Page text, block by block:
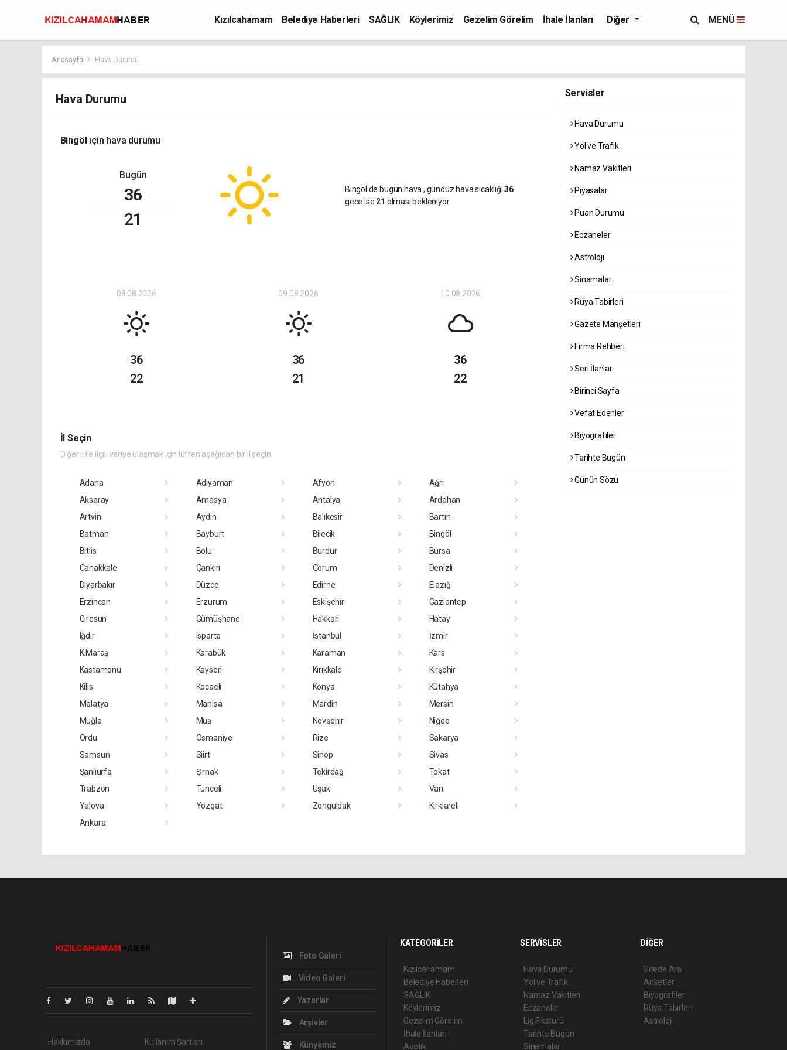
Kızılcahamam Belediye Haberleri SAĞLIK Köylerimiz Gezelim Görelim
İhale İlanları
Diğer MENÜ
Anasayfa Hava Durumu
Hava Durumu
Bingöliçin hava durumu
Bugün
36
21
Bingöl de bugün hava , gündüz hava sıcaklığı36
gece ise 21 olması bekleniyor.
08.08.2026
36
22
09.08.2026
36
21
10.08.2026
36
22
İl Seçin
Diğer il ile ilgili veriye ulaşmak için lütfen aşağıdan bir il seçin
Adana Adıyaman Afyon
Ağrı
Aksaray
Amasya Antalya
Ardahan
Artvin
Aydın Balıkesir
Bartın
Batman
Bayburt Bilecik
Bingöl
Bitlis
Bolu Burdur
Bursa
Çanakkale
Çankırı Çorum
Denizli
Diyarbakır
Düzce Edirne
Elazığ
Erzincan
Erzurum Eskişehir
Gaziantep
Giresun
Gümüşhane Hakkari
Hatay
Iğdır
Isparta İstanbul
İzmir
K.Maraş
Karabük Karaman
Kars
Kastamonu
Kayseri Kırıkkale
Kırşehir
Kilis
Kocaeli Konya
Kütahya
Malatya
Manisa Mardin
Mersin
Muğla
Muş Nevşehir
Niğde
Ordu
Osmaniye Rize
Sakarya
Samsun
Siirt Sinop
Sivas
Şanlıurfa
Şırnak Tekirdağ
Tokat
Trabzon
Tunceli Uşak
Van
Yalova
Yozgat Zonguldak
Kırklareli
Ankara
Servisler
Hava Durumu
Yol ve Trafik
Namaz Vakitleri
Piyasalar
Puan Durumu
Eczaneler
Astroloji
Sinamalar
Rüya Tabirleri
Gazete Manşetleri
Firma Rehberi
Seri İlanlar
Birinci Sayfa
Vefat Edenler
Biyografiler
Tarihte Bugün
Günün Sözü
Hakkımızda Kullanım Şartları
Foto Galeri
Video Galeri
Yazarlar
Arşivler
Künyemiz
KATEGORİLER
Kızılcahamam
Belediye Haberleri
SAĞLIK
Köylerimiz
Gezelim Görelim
İhale İlanları
Avcılık
SERVİSLER
Hava Durumu
Yol ve Trafik
Namaz Vakitleri
Eczaneler
Lig Fikstürü
Tarihte Bugün
Sinemalar
DİĞER
Sitede Ara
Anketler
Biyografiler
Rüya Tabirleri
Astroloji